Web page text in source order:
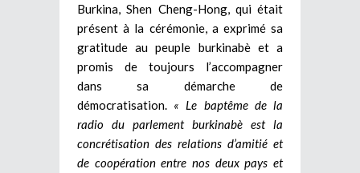
Burkina, Shen Cheng-Hong, qui était
présent à la cérémonie, a exprimé sa
gratitude au peuple burkinabè et a
promis de toujours l’accompagner
dans sa démarche de
démocratisation. « Le baptême de la
radio du parlement burkinabè est la
concrétisation des relations d’amitié et
de coopération entre nos deux pays et